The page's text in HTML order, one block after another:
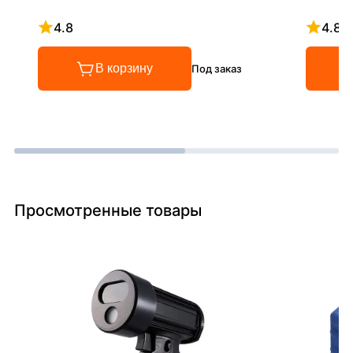
4.8
Рейтинг 4.8 из 5
В корзину Под заказ
4.8
Просмотренные товары